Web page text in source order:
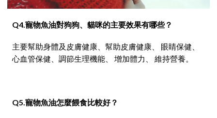
Q4.寵物魚油對狗狗、貓咪的主要效果有哪些？
主要幫助身體及皮膚健康、幫助皮膚健康、 眼睛保健、
心血管保健、調節生理機能、 增加體力、 維持營養。
Q5.寵物魚油怎麼餵食比較好？